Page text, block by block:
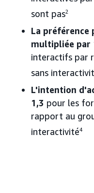
sont pas2
La préférence
multipliée par
interactifs par
sans
L'intention
1,3 pour les
rapport au
interactivité4